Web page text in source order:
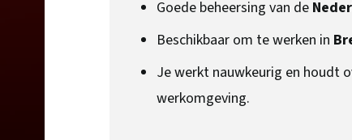
Goede beheersing van de
Beschikbaar om te werken in
Je werkt nauwkeurig en houdt
werkomgeving.